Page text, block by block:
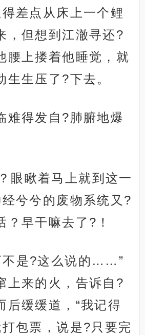
差点从床上一个鲤
，但想到江澈寻还?
腰上搂着他睡觉，就
生生压了?下去。
难得发自?肺腑地爆
眼瞅着马上就到这一
兮兮的废物系统又?
？早干嘛去了?！
不是?这么说的……”
上来的火，告诉自?
后缓缓道，“我记得
包票，说是?只要完